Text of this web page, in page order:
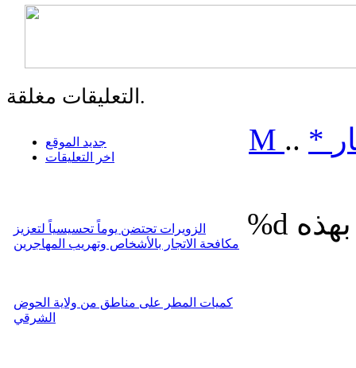
التعليقات مغلقة.
جديد الموقع
اخر التعليقات
الزويرات تحتضن يوماً تحسيسياً لتعزيز
مكافحة الاتجار بالأشخاص وتهريب المهاجرين
كميات المطر على مناطق من ولاية الحوض
الشرقي
M .. *
%d